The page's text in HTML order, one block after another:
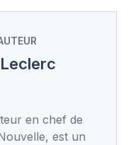
en chef de
est un